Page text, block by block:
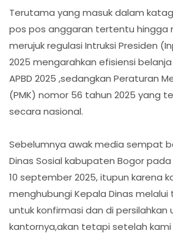
Terutama yang masuk dalam
pos pos anggaran tertentu hingga
merujuk regulasi Intruksi Presiden
2025 mengarahkan efisiensi
APBD 2025 ,sedangkan Peraturan
(PMK) nomor 56 tahun 2025 yang
secara nasional.
Sebelumnya awak media sempat
Dinas Sosial kabupaten Bogor
10 september 2025, itupun karena
menghubungi Kepala Dinas
untuk konfirmasi dan di persilahkan
kantornya,akan tetapi setelah